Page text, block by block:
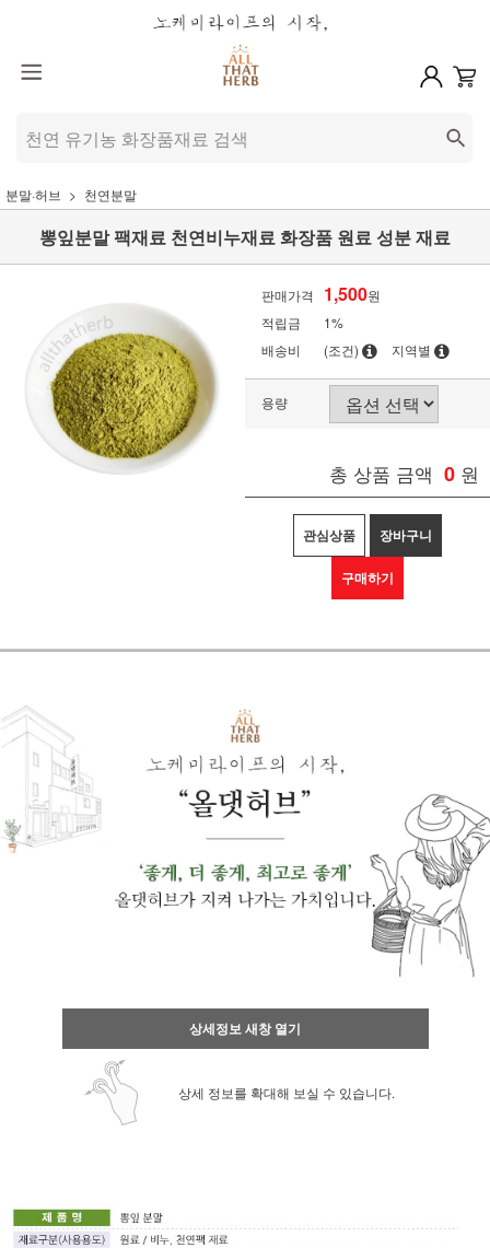
분말·허브 천연분말
뽕잎분말 팩재료 천연비누재료 화장품 원료 성분 재료
판매가격 1,500원
적립금
1%
배송비
(조건) 지역별
용량
총 상품 금액 0 원
관심상품 장바구니
구매하기
상세정보 새창 열기
상세 정보를 확대해 보실 수 있습니다.